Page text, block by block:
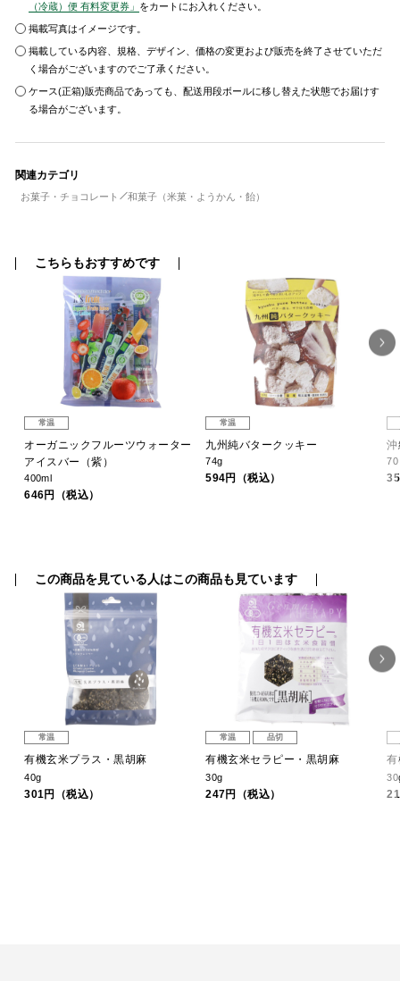
（冷蔵）便 有料変更券」 をカートにお入れください。
掲載写真はイメージです。
掲載している内容、規格、デザイン、価格の変更および販売を終了させていただ
く場合がございますのでご了承ください。
ケース(正箱)販売商品であっても、配送用段ボールに移し替えた状態でお届けす
る場合がございます。
関連カテゴリ
お菓子・チョコレート 和菓子（米菓・ようかん・飴）
こちらもおすすめです
常温
オーガニックフルーツウォーター
アイスバー（紫）
400ml
646円（税込）
常温
九州純バタークッキー
74g
594円（税込）
70
この商品を見ている人はこの商品も見ています
常温
有機玄米プラス・黒胡麻
40g
301円（税込）
常温 品切
有機玄米セラピー・黒胡麻
30g
247円（税込）